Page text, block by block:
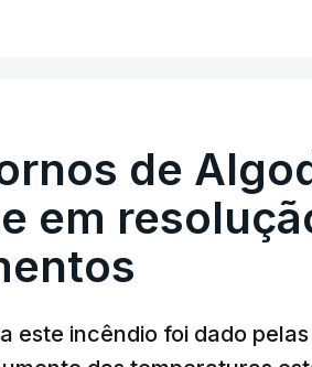
de
em
este incêndio foi dado